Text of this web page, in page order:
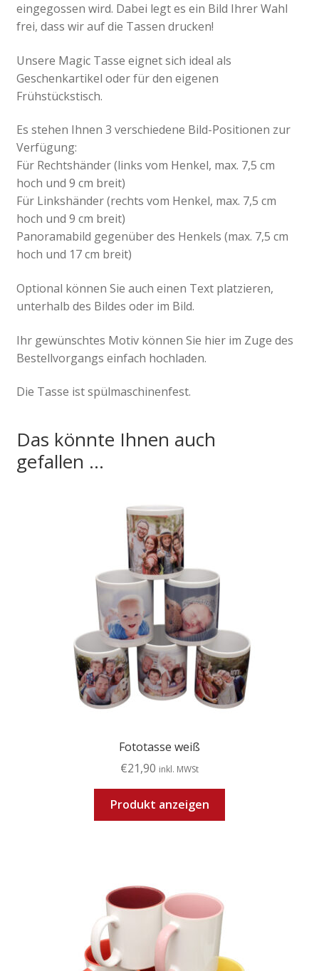
eingegossen wird. Dabei legt es ein Bild Ihrer Wahl
frei, dass wir auf die Tassen drucken!
Unsere Magic Tasse eignet sich ideal als
Geschenkartikel oder für den eigenen
Frühstückstisch.
Es stehen Ihnen 3 verschiedene Bild-Positionen zur
Verfügung:
Für Rechtshänder (links vom Henkel, max. 7,5 cm
hoch und 9 cm breit)
Für Linkshänder (rechts vom Henkel, max. 7,5 cm
hoch und 9 cm breit)
Panoramabild gegenüber des Henkels (max. 7,5 cm
hoch und 17 cm breit)
Optional können Sie auch einen Text platzieren,
unterhalb des Bildes oder im Bild.
Ihr gewünschtes Motiv können Sie hier im Zuge des
Bestellvorgangs einfach hochladen.
Die Tasse ist spülmaschinenfest.
Das könnte Ihnen auch
gefallen …
Fototasse weiß
€21,90 inkl. MWSt
Produkt anzeigen